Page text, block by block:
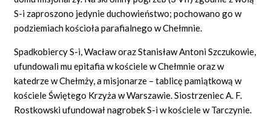
S-i zaproszono jedynie duchowieństwo; pochowano go w
podziemiach kościoła parafialnego w Chełmnie.
Spadkobiercy S-i, Wacław oraz Stanisław Antoni Szczukowie,
ufundowali mu epitafia w kościele w Chełmnie oraz w
katedrze w Chełmży, a misjonarze – tablicę pamiątkową w
kościele Świętego Krzyża w Warszawie. Siostrzeniec A. F.
Rostkowski ufundował nagrobek S-i w kościele w Tarczynie.